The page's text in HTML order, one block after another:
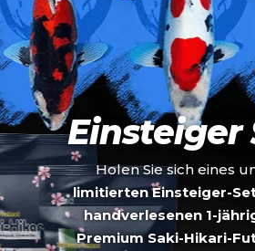
Einsteiger
Holen Sie sich eines
limitierten Einsteiger-
handverlesenen 1-
Premium Saki-Hikari-